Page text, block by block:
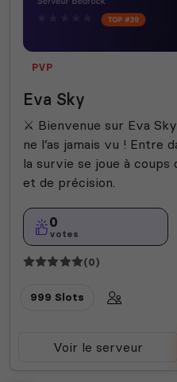
PVP
Eva Sky
⚔ Bienvenue sur Eva
ne l’as jamais vu ! Entre
la survie se joue à
et de précision.
0
votes
(0)
999 Slots
Voir le serveur